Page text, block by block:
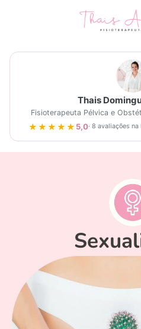
Thais
Fisioterapeuta Pélvica e
★★★★★ 5,0· 8 avaliações